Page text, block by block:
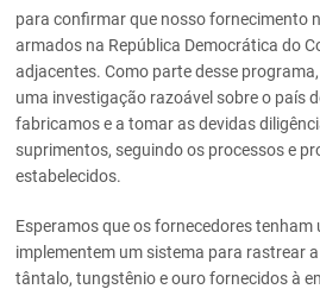
para confirmar que nosso fornecimento
armados na República Democrática do
adjacentes. Como parte desse
uma investigação razoável sobre o país
fabricamos e a tomar as devidas
suprimentos, seguindo os processos e
estabelecidos.
Esperamos que os fornecedores tenham
implementem um sistema para rastrear
tântalo, tungstênio e ouro fornecidos à